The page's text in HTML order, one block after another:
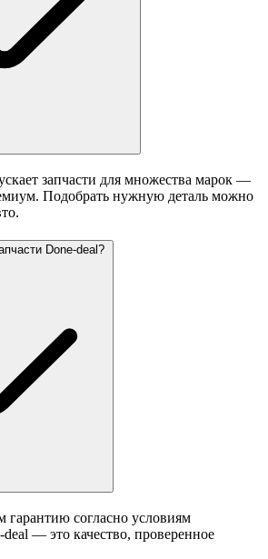
запчасти для множества марок —
Подобрать нужную деталь можно
Done-deal?
гарантию согласно условиям
— это качество, проверенное